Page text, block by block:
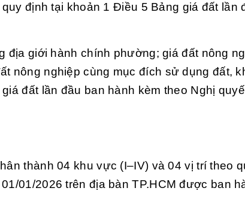
định tại khoản 1 Điều 5 Bảng giá đất lần
địa giới hành chính phường; giá đất nông
nông nghiệp cùng mục đích sử dụng đất,
đất lần đầu ban hành kèm theo Nghị
thành 04 khu vực (I–IV) và 04 vị trí theo
01/2026 trên địa bàn TP.HCM được ban